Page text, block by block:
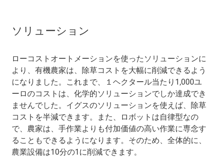
ソリューション
ローコストオートメーションを使ったソリューションに
より、有機農家は、除草コストを大幅に削減できるよう
になりました。これまで、１ヘクタール当たり1,000ユ
ーロのコストは、化学的ソリューションでしか達成でき
ませんでした。イグスのソリューションを使えば、除草
コストを半減できます。また、ロボットは自律型なの
で、農家は、手作業よりも付加価値の高い作業に専念す
ることもできるようになります。そのため、全体的に、
農業設備は10分の1に削減できます。